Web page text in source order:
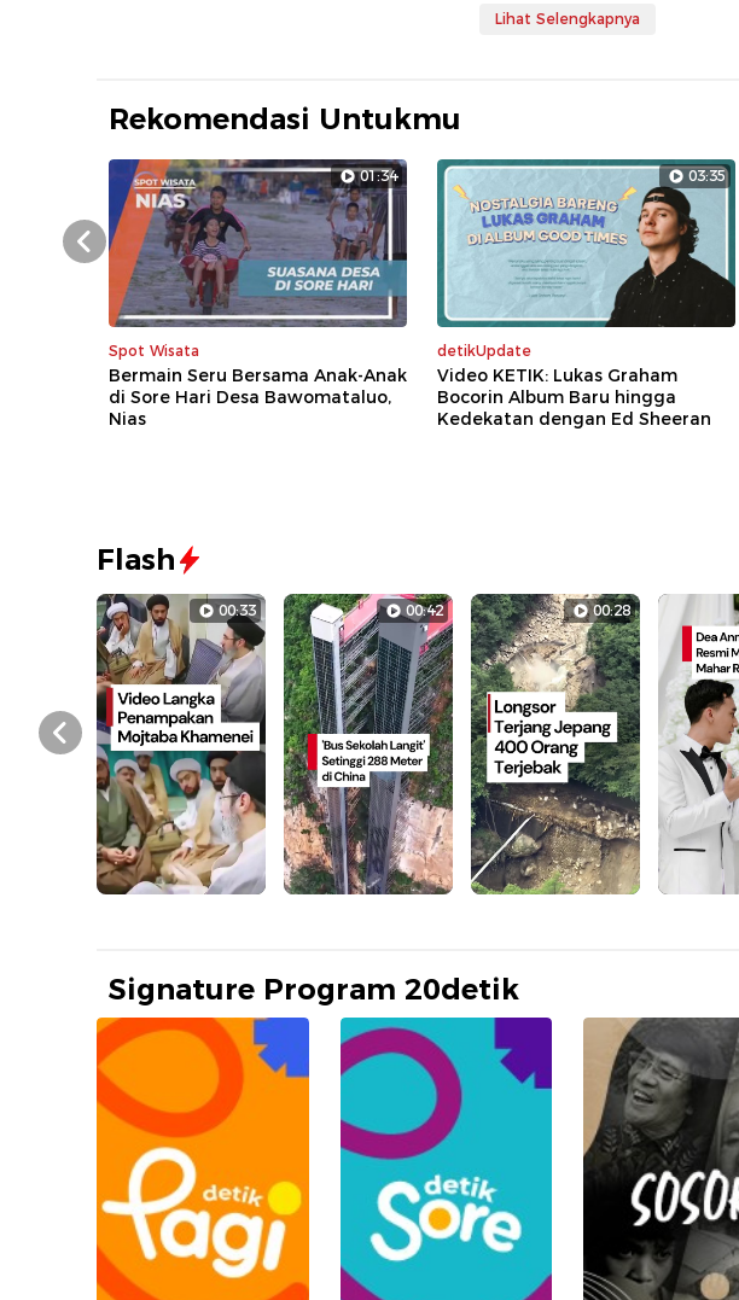
Lihat Selengkapnya
Rekomendasi Untukmu
01:34
Spot Wisata
Bermain Seru Bersama Anak-Anak
di Sore Hari Desa Bawomataluo,
Nias
03:35
detikUpdate
Video KETIK: Lukas Graham
Bocorin Album Baru hingga
Kedekatan dengan Ed Sheeran
Prev
Flash
00:33 00:42 00:28
Prev
Signature Program 20detik